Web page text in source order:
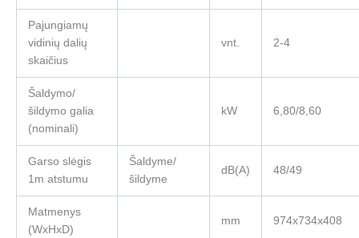
Pajungiamų
vidinių dalių
skaičius
vnt. 2-4
Šaldymo/
šildymo galia
(nominali)
kW 6,80/8,60
Garso slėgis
1m atstumu
Šaldyme/
šildyme
dB(A) 48/49
Matmenys
(WxHxD)
mm 974x734x408